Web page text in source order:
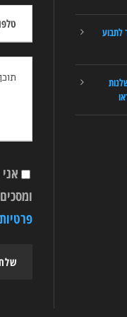
פרטיות
לתבוע